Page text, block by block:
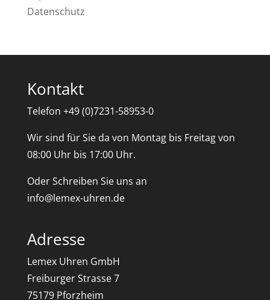
Datenschutz
Kontakt
Telefon +49 (0)7231-58953-0
Wir sind für Sie da von Montag bis Freitag von
08:00 Uhr bis 17:00 Uhr.
Oder Schreiben Sie uns an
info@lemex-uhren.de
Adresse
Lemex Uhren GmbH
Freiburger Strasse 7
75179 Pforzheim